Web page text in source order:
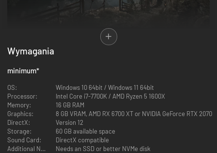
Wróć do Górniczej Doliny w wiernym remake'u legendarnej gry, która
ukształtowała gatunek RPG z otwartym światem. Eksploruj ręcznie
stworzony, naturalny otwarty świat dynamicznie reagujący na twoje
działania. Bez względu na to, czy należysz do doświadczonych weteranów
sagi Gothic, czy też po raz pierwszy ruszasz na podbój Kolonii, czeka cię
przygoda rodem z najprawdziwszego „erpega” z nieograniczoną
eksploracją na niespotykaną dotąd skalę.
Wymagania
minimum*
OS:
Windows 10 64bit / Windows 11 64bit
Processor:
Intel Core i7-7700K / AMD Ryzen 5 1600X
Memory:
16 GB RAM
Graphics:
8 GB VRAM, AMD RX 6700 XT or NVIDIA GeForce RTX 2070
DirectX:
Version 12
Storage:
60 GB available space
Sound Card:
DirectX compatible
Additional Notes:
Needs an SSD or better NVMe disk